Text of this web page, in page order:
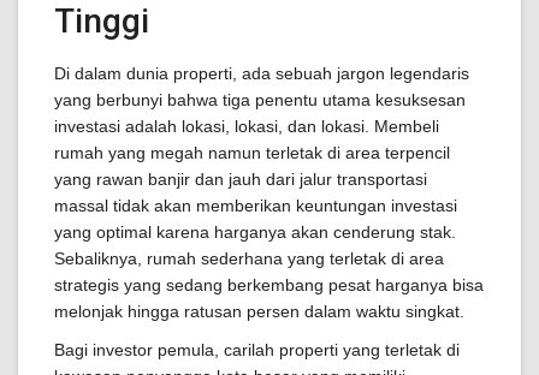
Tinggi
Di dalam dunia properti, ada sebuah jargon legendaris
yang berbunyi bahwa tiga penentu utama kesuksesan
investasi adalah lokasi, lokasi, dan lokasi. Membeli
rumah yang megah namun terletak di area terpencil
yang rawan banjir dan jauh dari jalur transportasi
massal tidak akan memberikan keuntungan investasi
yang optimal karena harganya akan cenderung stak.
Sebaliknya, rumah sederhana yang terletak di area
strategis yang sedang berkembang pesat harganya bisa
melonjak hingga ratusan persen dalam waktu singkat.
Bagi investor pemula, carilah properti yang terletak di